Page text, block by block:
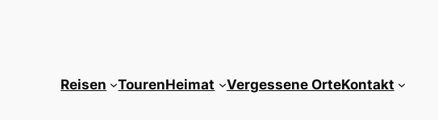
Reisen TourenHeimat Vergessene OrteKontakt